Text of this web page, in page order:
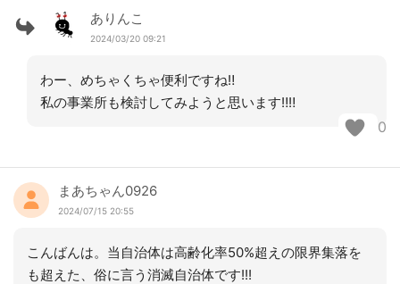
ありんこ
2024/03/20 09:21
わー、めちゃくちゃ便利ですね‼︎
私の事業所も検討してみようと思います‼︎‼︎
0
まあちゃん0926
2024/07/15 20:55
こんばんは。当自治体は高齢化率50%超えの限界集落を
も超えた、俗に言う消滅自治体です!!!